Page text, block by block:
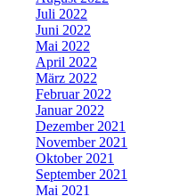
Juli 2022
Juni 2022
Mai 2022
April 2022
März 2022
Februar 2022
Januar 2022
Dezember 2021
November 2021
Oktober 2021
September 2021
Mai 2021